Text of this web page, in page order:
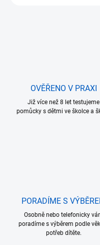
OVĚŘENO V PRAXI
Již více než 8 let testujeme
pomůcky s dětmi ve školce a
PORADÍME S
Osobně nebo telefonicky
poradíme s výběrem podle
potřeb dítěte.